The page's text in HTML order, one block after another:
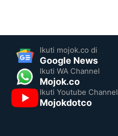
Ikuti mojok.co di
Google News
Ikuti WA Channel
Mojok.co
Ikuti Youtube Channel
Mojokdotco